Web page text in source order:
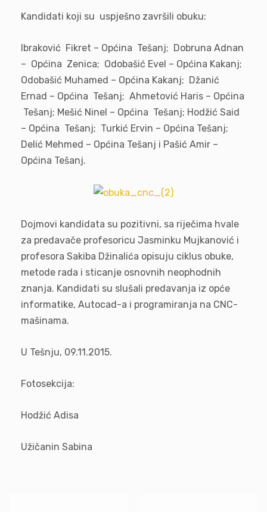
Kandidati koji su uspješno završili obuku:
Ibraković Fikret – Općina Tešanj; Dobruna Adnan
– Općina Zenica; Odobašić Evel – Općina Kakanj;
Odobašić Muhamed – Općina Kakanj; Džanić
Ernad – Općina Tešanj; Ahmetović Haris – Općina
Tešanj; Mešić Ninel – Općina Tešanj; Hodžić Said
– Općina Tešanj; Turkić Ervin – Općina Tešanj;
Delić Mehmed – Općina Tešanj i Pašić Amir –
Općina Tešanj.
Dojmovi kandidata su pozitivni, sa riječima hvale
za predavače profesoricu Jasminku Mujkanović i
profesora Sakiba Džinalića opisuju ciklus obuke,
metode rada i sticanje osnovnih neophodnih
znanja. Kandidati su slušali predavanja iz opće
informatike, Autocad-a i programiranja na CNC-
mašinama.
U Tešnju, 09.11.2015.
Fotosekcija:
Hodžić Adisa
Užičanin Sabina